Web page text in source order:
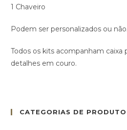
1 Chaveiro
Podem ser personalizados ou não.
Todos os kits acompanham caixa
detalhes em couro.
CATEGORIAS DE PRODUTO